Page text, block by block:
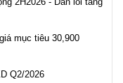
mục tiêu 30,900
Q2/2026